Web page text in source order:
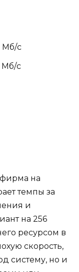
Мб/с
Мб/с
фирма на
темпы за
и
на 256
ресурсом в
скорость,
систему, но и